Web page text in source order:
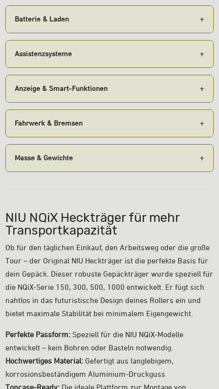
Batterie & Laden
Assistenzsysteme
Anzeige & Smart-Funktionen
Fahrwerk & Bremsen
Masse & Gewichte
NIU NQiX Heckträger für mehr
Transportkapazität
Ob für den täglichen Einkauf, den Arbeitsweg oder die große
Tour – der Original NIU Heckträger ist die perfekte Basis für
dein Gepäck. Dieser robuste Gepäckträger wurde speziell für
die NQiX-Serie 150, 300, 500, 1000 entwickelt. Er fügt sich
nahtlos in das futuristische Design deines Rollers ein und
bietet maximale Stabilität bei minimalem Eigengewicht.
Perfekte Passform: Speziell für die NIU NQiX-Modelle
entwickelt – kein Bohren oder Basteln notwendig.
Hochwertiges Material: Gefertigt aus langlebigem,
korrosionsbeständigem Aluminium-Druckguss